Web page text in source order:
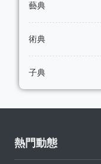
藝典
術典
子典
熱門動態